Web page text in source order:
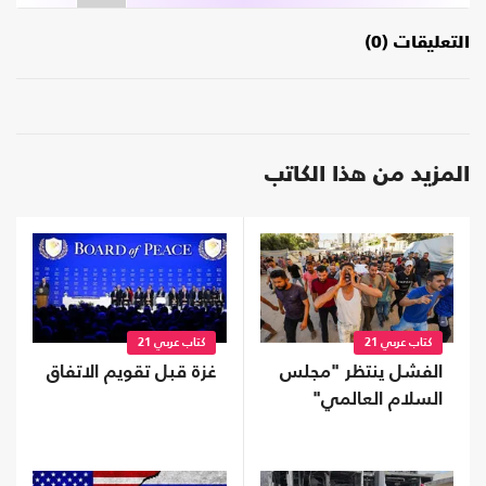
التعليقات (0)
المزيد من هذا الكاتب
كتاب عربي 21
الفشل ينتظر "مجلس
السلام العالمي"
كتاب عربي 21
غزة قبل تقويم الاتفاق